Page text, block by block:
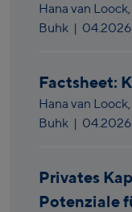
Hana van Loock,
Buhk | 04.2026
Factsheet:
Hana van Loock,
Buhk | 04.2026
Privates
Potenziale